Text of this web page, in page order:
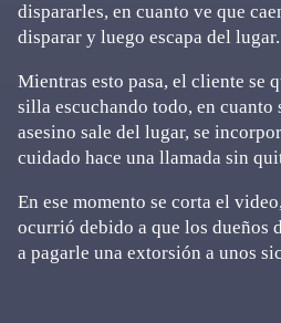
dispararles, en cuanto ve que
disparar y luego escapa del lugar.
Mientras esto pasa, el cliente se
silla escuchando todo, en cuanto
asesino sale del lugar, se
cuidado hace una llamada sin
En ese momento se corta el
ocurrió debido a que los dueños
a pagarle una extorsión a unos